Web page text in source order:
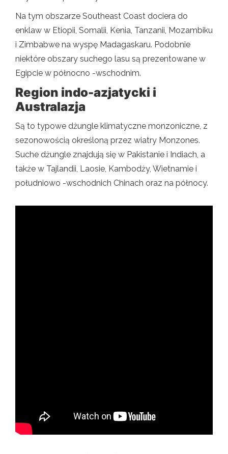
Na tym obszarze Southeast Coast dociera do
enklaw w Etiopii, Somalii, Kenia, Tanzanii, Mozambiku
i Zimbabwe na wyspę Madagaskaru. Podobnie
niektóre obszary suchego lasu są prezentowane w
Egipcie w północno -wschodnim.
Region indo-azjatycki i
Australazja
Są to typowe dżungle klimatyczne monzoniczne, z
sezonowością określoną przez wiatry Monzones.
Suche dżungle znajdują się w Pakistanie i Indiach, a
także w Tajlandii, Laosie, Kambodży, Wietnamie i
południowo -wschodnich Chinach oraz na północy.